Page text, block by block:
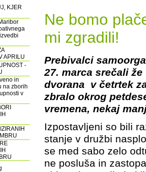
KJER
APRILU
-
in
na zborih
v
Ne bomo
mi zgradili!
Prebivalci
27. marca srečali
dvorana v četrtek
zbralo okrog
vremena, nekaj
Izpostavljeni so bili
stanje v družbi
se med sabo zelo
ne posluša in